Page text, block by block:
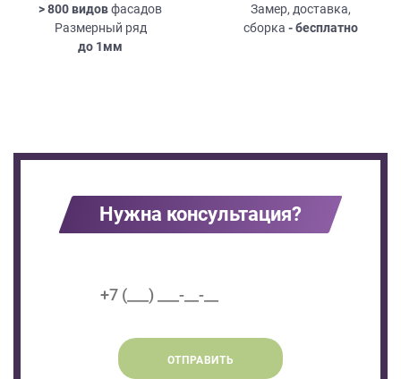
> 800 видовфасадов
Размерный ряд
до 1мм
Замер, доставка,
сборка - бесплатно
Нужна консультация?
ОТПРАВИТЬ